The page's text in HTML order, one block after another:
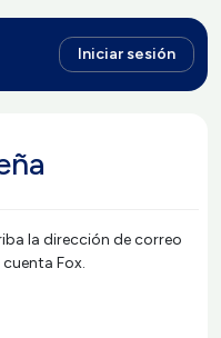
Iniciar sesión
la dirección de correo
Fox.